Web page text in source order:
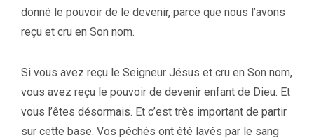
donné le pouvoir de le devenir, parce que nous l’avons
reçu et cru en Son nom.
Si vous avez reçu le Seigneur Jésus et cru en Son nom,
vous avez reçu le pouvoir de devenir enfant de Dieu. Et
vous l’êtes désormais. Et c’est très important de partir
sur cette base. Vos péchés ont été lavés par le sang